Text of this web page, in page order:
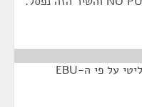
נפסל כי היה לו איזה סאב טקסט פוליטי על פי ה-EBU